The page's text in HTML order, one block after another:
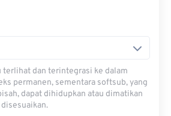
terlihat dan terintegrasi ke dalam
permanen, sementara softsub, yang
dapat dihidupkan atau dimatikan